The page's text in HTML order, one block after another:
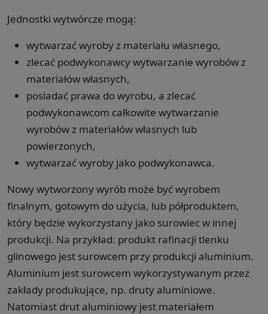
Jednostki wytwórcze mogą:
wytwarzać wyroby z materiału własnego,
zlecać podwykonawcy wytwarzanie wyrobów z
materiałów własnych,
posiadać prawa do wyrobu, a zlecać
podwykonawcom całkowite wytwarzanie
wyrobów z materiałów własnych lub
powierzonych,
wytwarzać wyroby jako podwykonawca.
Nowy wytworzony wyrób może być wyrobem
finalnym, gotowym do użycia, lub półproduktem,
który będzie wykorzystany jako surowiec w innej
produkcji. Na przykład: produkt rafinacji tlenku
glinowego jest surowcem przy produkcji aluminium.
Aluminium jest surowcem wykorzystywanym przez
zakłady produkujące, np. druty aluminiowe.
Natomiast drut aluminiowy jest materiałem